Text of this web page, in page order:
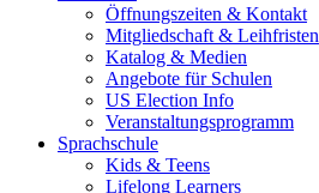
Öffnungszeiten & Kontakt
Mitgliedschaft & Leihfristen
Katalog & Medien
Angebote für Schulen
US Election Info
Veranstaltungsprogramm
Sprachschule
Kids & Teens
Lifelong Learners